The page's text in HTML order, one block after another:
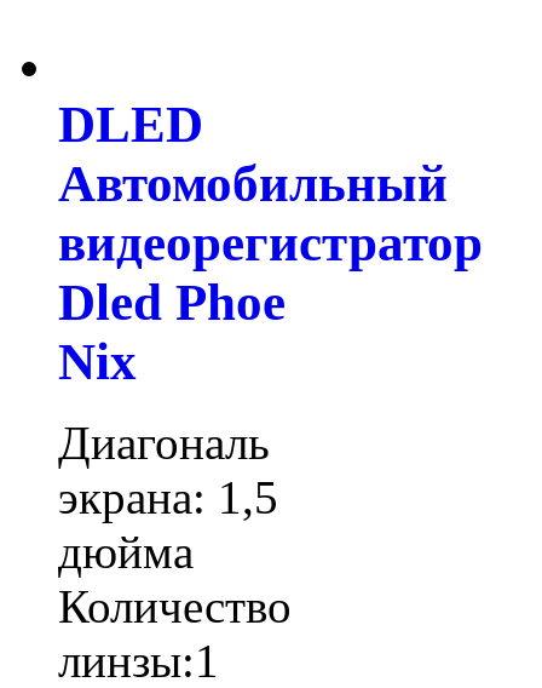
DLED
Автомобильный
видеорегистратор
Dled Phoe
Nix
Диагональ
экрана: 1,5
дюйма
Количество
линзы:1